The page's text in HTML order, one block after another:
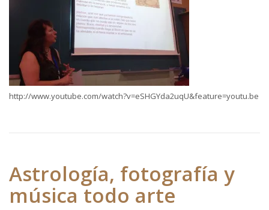
http://www.youtube.com/watch?v=eSHGYda2uqU&feature=youtu.be
Astrología, fotografía y
música todo arte